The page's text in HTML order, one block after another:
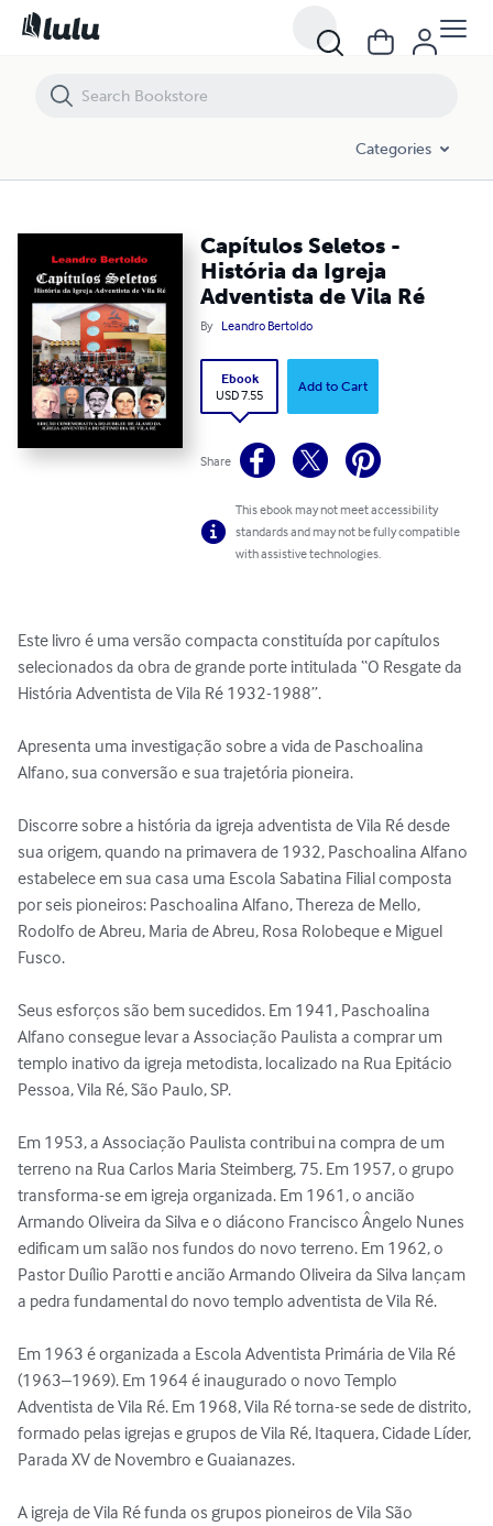
Categories
Capítulos Seletos -
História da Igreja
Adventista de Vila Ré
By Leandro Bertoldo
Ebook
USD 7.55
Add to Cart
Share
This ebook may not meet accessibility
standards and may not be fully compatible
with assistive technologies.
Este livro é uma versão compacta constituída por capítulos
selecionados da obra de grande porte intitulada “O Resgate da
História Adventista de Vila Ré 1932-1988”.
Apresenta uma investigação sobre a vida de Paschoalina
Alfano, sua conversão e sua trajetória pioneira.
Discorre sobre a história da igreja adventista de Vila Ré desde
sua origem, quando na primavera de 1932, Paschoalina Alfano
estabelece em sua casa uma Escola Sabatina Filial composta
por seis pioneiros: Paschoalina Alfano, Thereza de Mello,
Rodolfo de Abreu, Maria de Abreu, Rosa Rolobeque e Miguel
Fusco.
Seus esforços são bem sucedidos. Em 1941, Paschoalina
Alfano consegue levar a Associação Paulista a comprar um
templo inativo da igreja metodista, localizado na Rua Epitácio
Pessoa, Vila Ré, São Paulo, SP.
Em 1953, a Associação Paulista contribui na compra de um
terreno na Rua Carlos Maria Steimberg, 75. Em 1957, o grupo
transforma-se em igreja organizada. Em 1961, o ancião
Armando Oliveira da Silva e o diácono Francisco Ângelo Nunes
edificam um salão nos fundos do novo terreno. Em 1962, o
Pastor Duílio Parotti e ancião Armando Oliveira da Silva lançam
a pedra fundamental do novo templo adventista de Vila Ré.
Em 1963 é organizada a Escola Adventista Primária de Vila Ré
(1963–1969). Em 1964 é inaugurado o novo Templo
Adventista de Vila Ré. Em 1968, Vila Ré torna-se sede de distrito,
formado pelas igrejas e grupos de Vila Ré, Itaquera, Cidade Líder,
Parada XV de Novembro e Guaianazes.
A igreja de Vila Ré funda os grupos pioneiros de Vila São
Capítulos Seletos - História da Igreja Adventista de Vila Ré